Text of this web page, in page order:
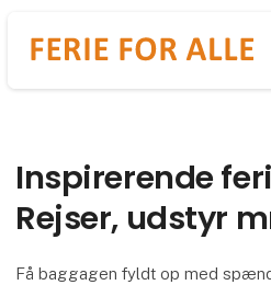
Inspirerende
Rejser, udstyr
Få baggagen fyldt op med